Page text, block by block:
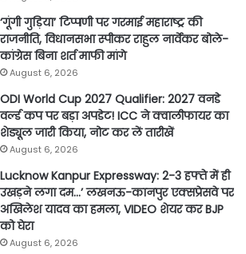
‘गूंगी गुड़िया’ टिप्पणी पर गरमाई महाराष्ट्र की
राजनीति, विधानसभा स्पीकर राहुल नार्वेकर बोले-
कांग्रेस बिना शर्त माफी मांगे
August 6, 2026
ODI World Cup 2027 Qualifier: 2027 वनडे
वर्ल्ड कप पर बड़ा अपडेट! ICC ने क्वालीफायर का
शेड्यूल जारी किया, नोट कर लें तारीखें
August 6, 2026
Lucknow Kanpur Expressway: 2-3 हफ्ते में ही
उखड़ने लगा दम…’ लखनऊ-कानपुर एक्सप्रेसवे पर
अखिलेश यादव का हमला, VIDEO शेयर कर BJP
को घेरा
August 6, 2026